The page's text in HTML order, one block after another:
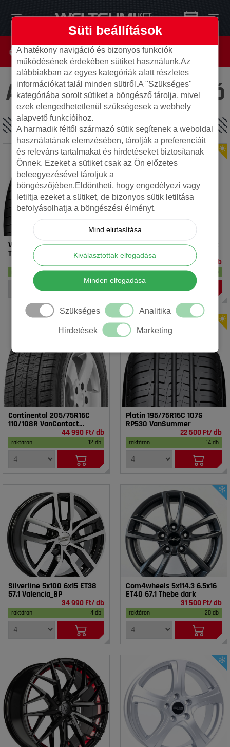
Az oldal nem található
SPECIÁLIS AJÁNLATOK
Vredestein 195/65R15 91T T-
TRAC 2 DOT23
17 db
Rotalla 195/65R15 91V RH02
14 990 Ft/ db
raktáron
Continental 205/75R16C
110/108R VanContact
44 990 Ft/ db
raktáron 12 db
Platin 195/75R16C 107S
RP530 VanSummer
22 500 Ft/ db
raktáron 14 db
Silverline 5x100 6x15 ET38
57.1 Valencia_BP
34 990 Ft/ db
raktáron 4 db
Com4wheels 5x114.3 6.5x16
ET40 67.1 Thebe dark
31 500 Ft/ db
raktáron 20 db
Süti beállítások
A hatékony navigáció és bizonyos funkciók
működésének érdekében sütiket használunk.Az
alábbiakban az egyes kategóriák alatt részletes
információkat talál minden sütiről.A "Szükséges"
kategóriába sorolt sütiket a böngésző tárolja, mivel
ezek elengedhetetlenül szükségesek a webhely
alapvető funkcióihoz.
A harmadik féltől származó sütik segítenek a weboldal
használatának elemzésében, tárolják a preferenciáit
és releváns tartalmakat és hirdetéseket biztosítanak
Önnek. Ezeket a sütiket csak az Ön előzetes
beleegyezésével tároljuk a
böngészőjében.Eldöntheti, hogy engedélyezi vagy
letiltja ezeket a sütiket, de bizonyos sütik letiltása
befolyásolhatja a böngészési élményt.
Mind elutasítása
Kiválasztottak elfogadása
Minden elfogadása
Szükséges Analitika
Hirdetések Marketing